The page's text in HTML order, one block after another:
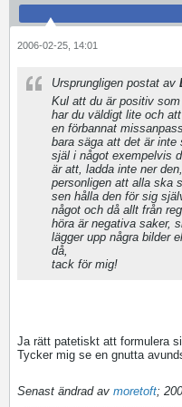
2006-02-25, 14:01
Ursprungligen postat av
Kul att du är positiv
har du väldigt lite och
en förbannat
bara säga att det är inte
själ i något exempelvis
är att, ladda inte ner
personligen att alla ska
sen hålla den för sig
något och då allt från
höra är negativa saker,
lägger upp några bilder
då,
tack för mig!
Ja rätt patetiskt att formulera
Tycker mig se en gnutta
Senast ändrad av moretoft;